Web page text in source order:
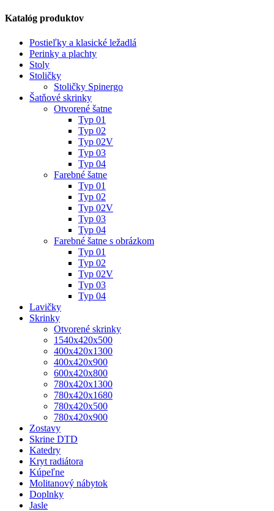
Katalóg produktov
Postieľky a klasické ležadlá
Perinky a plachty
Stoly
Stoličky
Stoličky Spinergo
Šatňové skrinky
Otvorené šatne
Typ 01
Typ 02
Typ 02V
Typ 03
Typ 04
Farebné šatne
Typ 01
Typ 02
Typ 02V
Typ 03
Typ 04
Farebné šatne s obrázkom
Typ 01
Typ 02
Typ 02V
Typ 03
Typ 04
Lavičky
Skrinky
Otvorené skrinky
1540x420x500
400x420x1300
400x420x900
600x420x800
780x420x1300
780x420x1680
780x420x500
780x420x900
Zostavy
Skrine DTD
Katedry
Kryt radiátora
Kúpeľne
Molitanový nábytok
Doplnky
Jasle